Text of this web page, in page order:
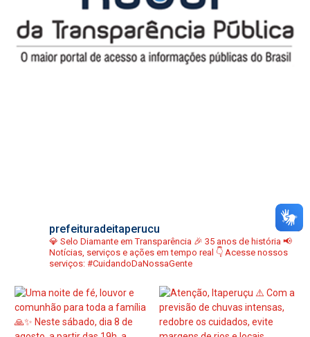
prefeituradeitaperucu
💎 Selo Diamante em Transparência 🎉 35 anos de história 📢
Notícias, serviços e ações em tempo real 👇 Acesse nossos
serviços: #CuidandoDaNossaGente